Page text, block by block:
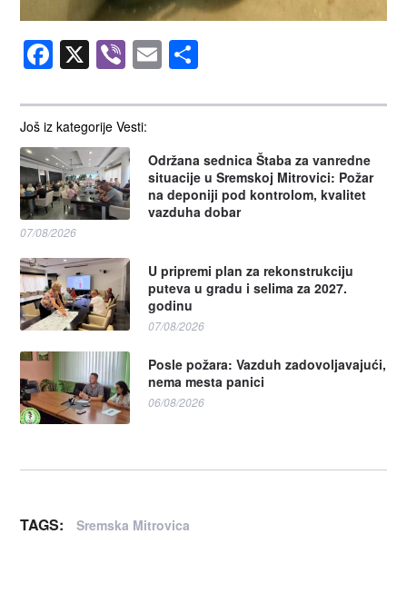
Još iz kategorije Vesti:
Održana sednica Štaba za vanredne
situacije u Sremskoj Mitrovici: Požar
na deponiji pod kontrolom, kvalitet
vazduha dobar
07/08/2026
U pripremi plan za rekonstrukciju
puteva u gradu i selima za 2027.
godinu
07/08/2026
Posle požara: Vazduh zadovoljavajući,
nema mesta panici
06/08/2026
Facebook
X Viber
Email
TAGS: Sremska Mitrovica